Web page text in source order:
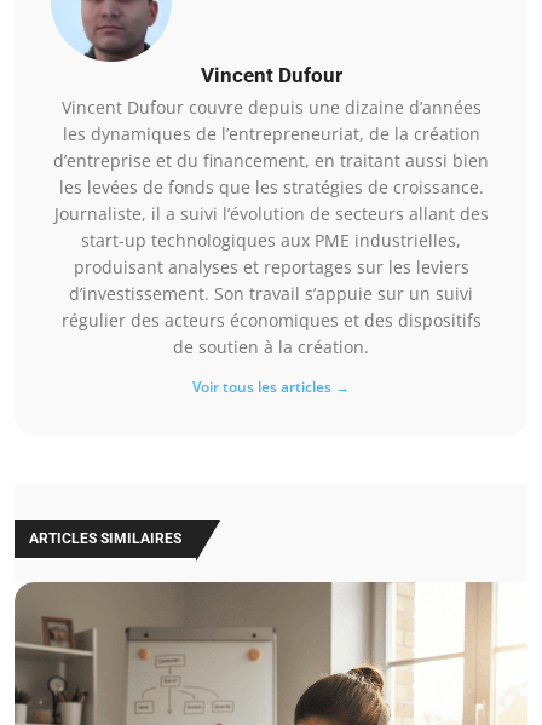
Vincent Dufour
Vincent Dufour couvre depuis une dizaine d’années
les dynamiques de l’entrepreneuriat, de la création
d’entreprise et du financement, en traitant aussi bien
les levées de fonds que les stratégies de croissance.
Journaliste, il a suivi l’évolution de secteurs allant des
start-up technologiques aux PME industrielles,
produisant analyses et reportages sur les leviers
d’investissement. Son travail s’appuie sur un suivi
régulier des acteurs économiques et des dispositifs
de soutien à la création.
Voir tous les articles →
ARTICLES SIMILAIRES